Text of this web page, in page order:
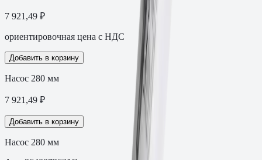
7 921,49 ₽
ориентировочная цена с НДС
Добавить в корзину
Насос 280 мм
7 921,49 ₽
Добавить в корзину
Насос 280 мм